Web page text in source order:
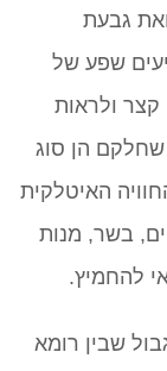
ואת גבעת
שפע של
קצר ולראות
שחלקם הן סוג
האיטלקית
בשר, מנות
להחמיץ.
שבין רומא